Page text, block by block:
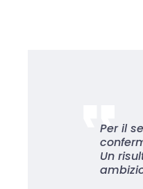
Per il
Un